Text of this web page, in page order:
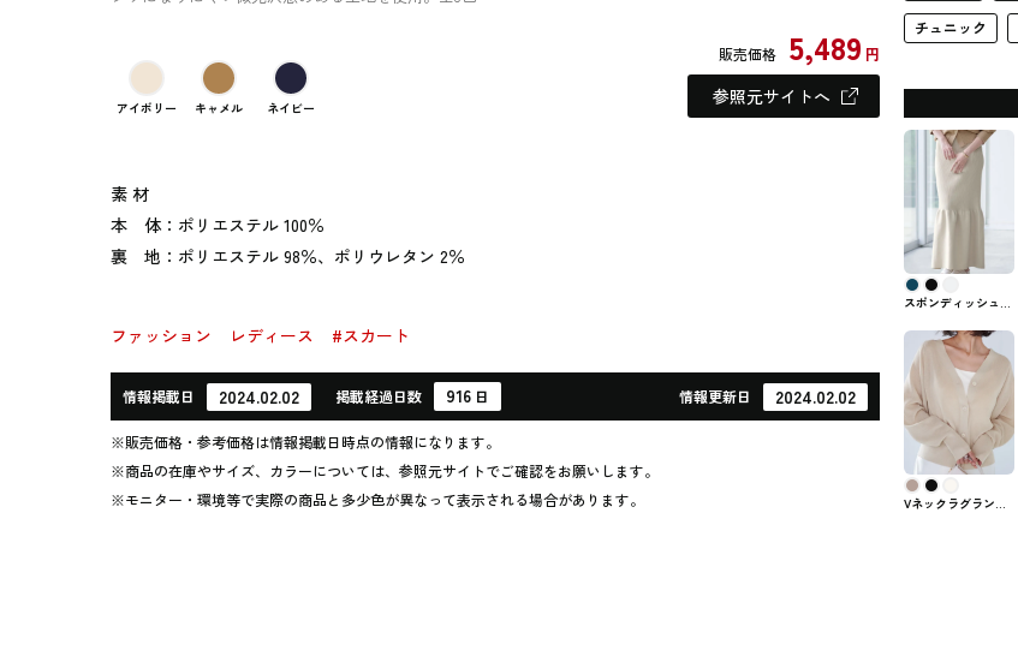
アイボリー キャメル ネイビー
販売価格 5,489 円
参照元サイトへ
素 材
本 体：ポリエステル 100％
裏 地：ポリエステル 98％、ポリウレタン 2％
ファッション レディース #スカート
情報掲載日 2024.02.02 掲載経過日数 916 日 情報更新日 2024.02.02
※販売価格・参考価格は情報掲載日時点の情報になります。
※商品の在庫やサイズ、カラーについては、参照元サイトでご確認をお願いします。
※モニター・環境等で実際の商品と多少色が異なって表示される場合があります。
チュニック
スポンディッシュニ
ート ur's #スカート
Vネックラグランス